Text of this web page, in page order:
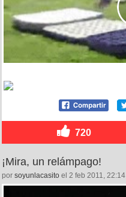
720
¡Mira, un relámpago!
por soyunlacasito el 2 feb 2011, 22:14